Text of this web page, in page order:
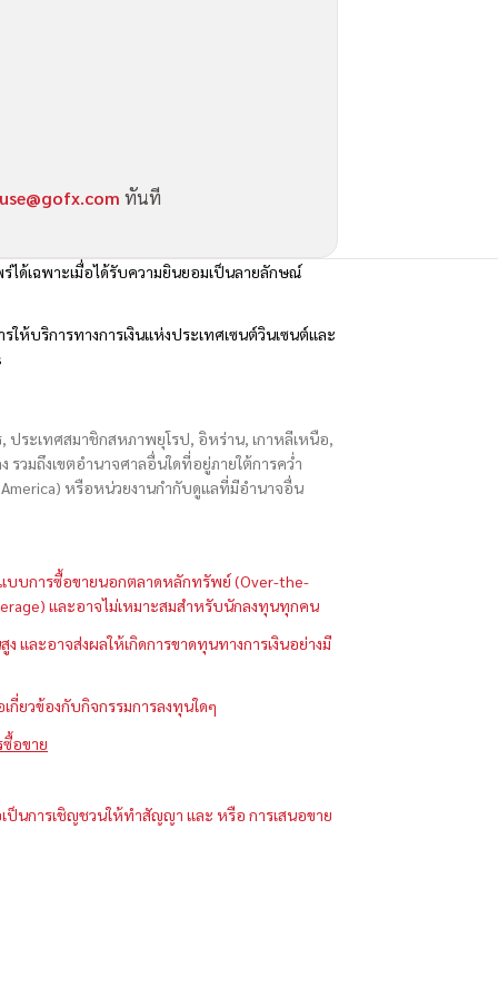
ทันที
ได้เฉพาะเมื่อได้รับความยินยอมเป็นลายลักษณ์
ห้บริการทางการเงินแห่งประเทศเซนต์วินเซนต์และ
ประเทศสมาชิกสหภาพยุโรป, อิหร่าน, เกาหลีเหนือ,
รวมถึงเขตอำนาจศาลอื่นใดที่อยู่ภายใต้การคว่ำ
หรือหน่วยงานกำกับดูแลที่มีอำนาจอื่น
แบบการซื้อขายนอกตลาดหลักทรัพย์ (Over-the-
และอาจไม่เหมาะสมสำหรับนักลงทุนทุกคน
ง และอาจส่งผลให้เกิดการขาดทุนทางการเงินอย่างมี
กี่ยวข้องกับกิจกรรมการลงทุนใดๆ
ซื้อขาย
ป็นการเชิญชวนให้ทำสัญญา และ หรือ การเสนอขาย